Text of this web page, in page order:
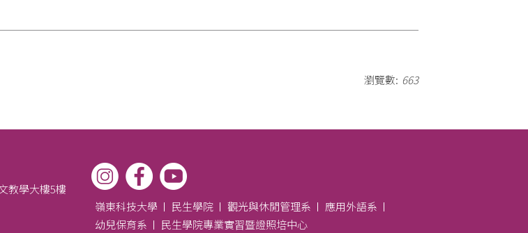
瀏覽數: 663
教學大樓5樓
嶺東科技大學 民生學院 觀光與休閒管理系
應用外語系
幼兒保育系
民生學院專業實習暨證照培中心